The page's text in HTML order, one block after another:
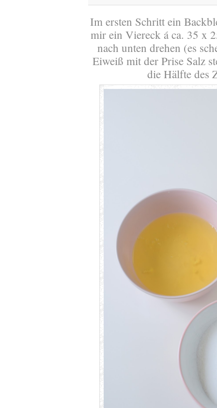
Im ersten Schritt ein
mir ein Viereck á ca. 35 x
nach unten drehen (es
Eiweiß mit der Prise Salz
die Hälfte des